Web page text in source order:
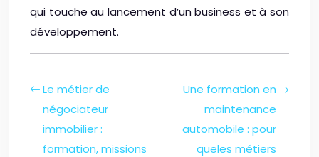
qui touche au lancement d’un business et à son
développement.
Le métier de
négociateur
immobilier :
formation, missions
Une formation en
maintenance
automobile : pour
queles métiers